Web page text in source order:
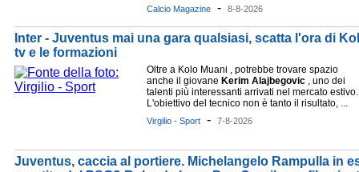
Calcio Magazine - 8-8-2026
Inter - Juventus mai una gara qualsiasi, scatta l'ora di
tv e le formazioni
Oltre a Kolo Muani , potrebbe trovare spazio
anche il giovane Kerim Alajbegovic , uno dei
talenti più interessanti arrivati nel mercato estivo.
L'obiettivo del tecnico non è tanto il risultato, ...
Virgilio - Sport - 7-8-2026
Juventus, caccia al portiere. Michelangelo Rampulla in